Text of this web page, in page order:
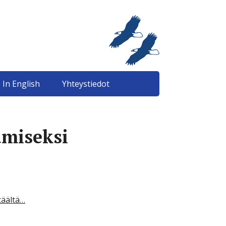
In English Yhteystiedot